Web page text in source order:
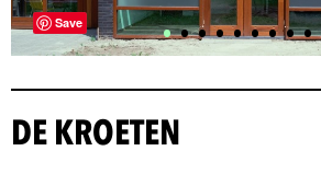
•••••••••
Save
DE KROETEN